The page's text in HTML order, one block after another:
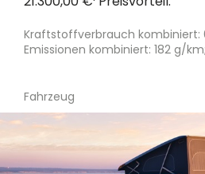
Kraftstoffverbrauch kombiniert:
Emissionen kombiniert: 182 g/
Fahrzeug